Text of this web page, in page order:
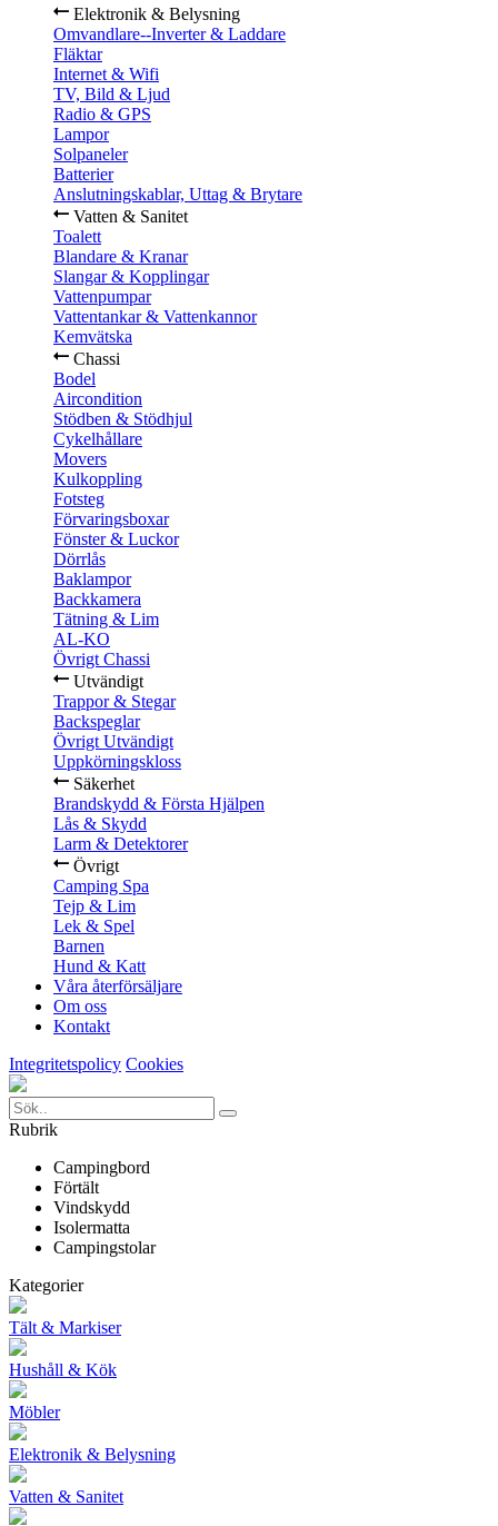
Elektronik & Belysning
Omvandlare--Inverter & Laddare
Fläktar
Internet & Wifi
TV, Bild & Ljud
Radio & GPS
Lampor
Solpaneler
Batterier
Anslutningskablar, Uttag & Brytare
Vatten & Sanitet
Toalett
Blandare & Kranar
Slangar & Kopplingar
Vattenpumpar
Vattentankar & Vattenkannor
Kemvätska
Chassi
Bodel
Aircondition
Stödben & Stödhjul
Cykelhållare
Movers
Kulkoppling
Fotsteg
Förvaringsboxar
Fönster & Luckor
Dörrlås
Baklampor
Backkamera
Tätning & Lim
AL-KO
Övrigt Chassi
Utvändigt
Trappor & Stegar
Backspeglar
Övrigt Utvändigt
Uppkörningskloss
Säkerhet
Brandskydd & Första Hjälpen
Lås & Skydd
Larm & Detektorer
Övrigt
Camping Spa
Tejp & Lim
Lek & Spel
Barnen
Hund & Katt
Våra återförsäljare
Om oss
Kontakt
Integritetspolicy Cookies
Rubrik
Campingbord
Förtält
Vindskydd
Isolermatta
Campingstolar
Kategorier
Tält & Markiser
Hushåll & Kök
Möbler
Elektronik & Belysning
Vatten & Sanitet